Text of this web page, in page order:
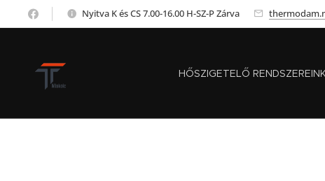
Nyitva K és CS 7.00-16.00 H-SZ-P Zárva
HŐSZIGETELŐ